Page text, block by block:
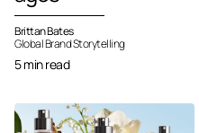
Brittan Bates
Global Brand Storytelling
5 min read